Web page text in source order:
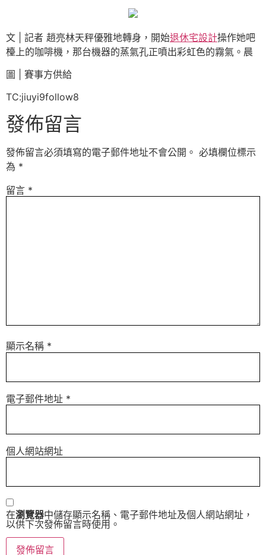
文 | 記者 趙亮林天秤優雅地轉身，開始退休宅設計操作她吧
檯上的咖啡機，那台機器的蒸氣孔正噴出彩虹色的霧氣。晨
圖 | 賽事方供給
TC:jiuyi9follow8
發佈留言
發佈留言必須填寫的電子郵件地址不會公開。 必填欄位標示
為 *
留言 *
顯示名稱 *
電子郵件地址 *
個人網站網址
在瀏覽器中儲存顯示名稱、電子郵件地址及個人網站網址，
以供下次發佈留言時使用。